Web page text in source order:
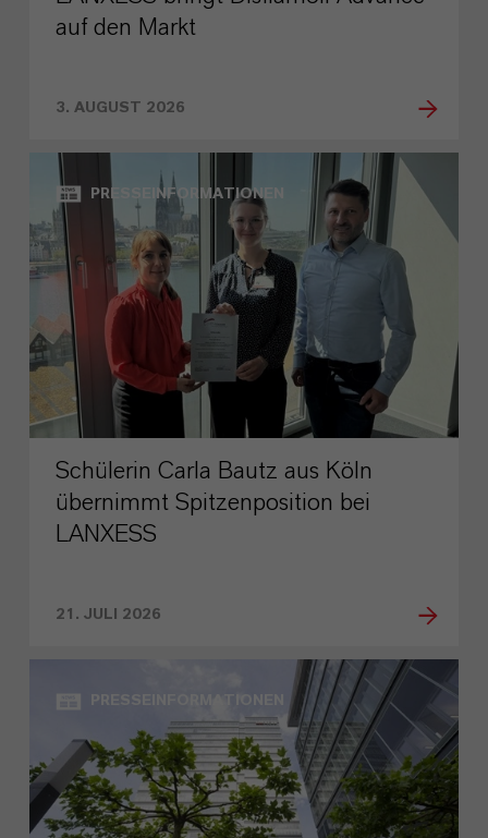
auf den Markt
3. AUGUST 2026
PRESSEINFORMATIONEN
Schülerin Carla Bautz aus Köln
übernimmt Spitzenposition bei
LANXESS
21. JULI 2026
PRESSEINFORMATIONEN